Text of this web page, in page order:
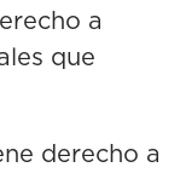
a
que
derecho a